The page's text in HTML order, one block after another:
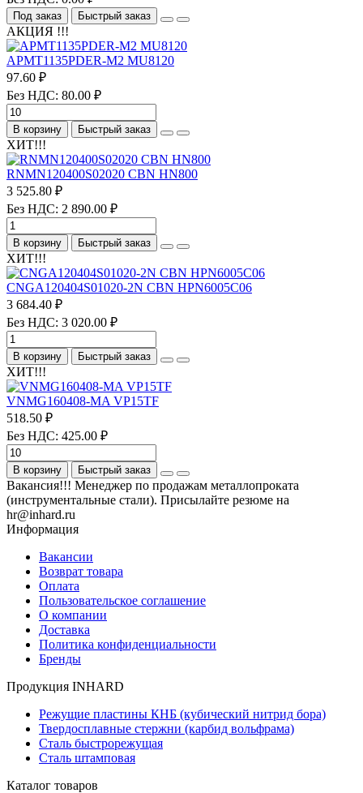
Под заказ Быстрый заказ
АКЦИЯ !!!
APMT1135PDER-M2 MU8120
97.60 ₽
Без НДС: 80.00 ₽
В корзину Быстрый заказ
ХИТ!!!
RNMN120400S02020 CBN HN800
3 525.80 ₽
Без НДС: 2 890.00 ₽
В корзину Быстрый заказ
ХИТ!!!
CNGA120404S01020-2N CBN HPN6005C06
3 684.40 ₽
Без НДС: 3 020.00 ₽
В корзину Быстрый заказ
ХИТ!!!
VNMG160408-MA VP15TF
518.50 ₽
Без НДС: 425.00 ₽
В корзину Быстрый заказ
Вакансия!!! Менеджер по продажам металлопроката
(инструментальные стали). Присылайте резюме на
hr@inhard.ru
Информация
Вакансии
Возврат товара
Оплата
Пользовательское соглашение
О компании
Доставка
Политика конфиденциальности
Бренды
Продукция INHARD
Режущие пластины КНБ (кубический нитрид бора)
Твердосплавные стержни (карбид вольфрама)
Сталь быстрорежущая
Сталь штамповая
Каталог товаров